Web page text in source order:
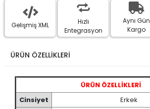
Gelişmiş XML
Hızlı
Entegrasyon
Aynı Gün
Kargo
ÜRÜN ÖZELLİKLERİ
ÜRÜN ÖZELLİKLERİ
Cinsiyet
Erkek